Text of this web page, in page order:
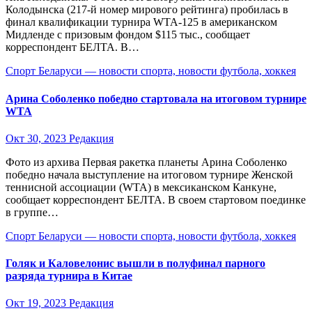
Колодынска (217-й номер мирового рейтинга) пробилась в
финал квалификации турнира WTA-125 в американском
Мидленде с призовым фондом $115 тыс., сообщает
корреспондент БЕЛТА. В…
Спорт Беларуси — новости спорта, новости футбола, хоккея
Арина Соболенко победно стартовала на итоговом турнире
WTA
Окт 30, 2023 Редакция
Фото из архива Первая ракетка планеты Арина Соболенко
победно начала выступление на итоговом турнире Женской
теннисной ассоциации (WTA) в мексиканском Канкуне,
сообщает корреспондент БЕЛТА. В своем стартовом поединке
в группе…
Спорт Беларуси — новости спорта, новости футбола, хоккея
Голяк и Каловелонис вышли в полуфинал парного
разряда турнира в Китае
Окт 19, 2023 Редакция